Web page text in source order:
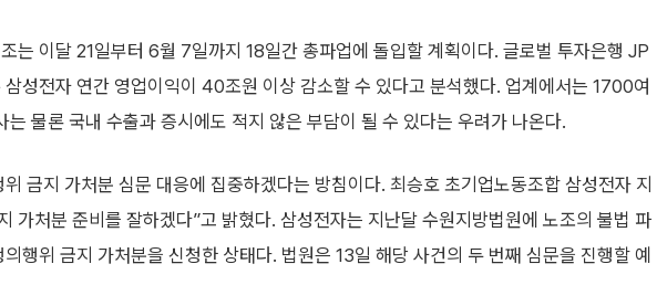
는 이달 21일부터 6월 7일까지 18일간 총파업에 돌입할 계획이다. 글로벌 투자은행 JP
성전자 연간 영업이익이 40조원 이상 감소할 수 있다고 분석했다. 업계에서는 1700여
는 물론 국내 수출과 증시에도 적지 않은 부담이 될 수 있다는 우려가 나온다.
금지 가처분 심문 대응에 집중하겠다는 방침이다. 최승호 초기업노동조합 삼성전자 지
가처분 준비를 잘하겠다”고 밝혔다. 삼성전자는 지난달 수원지방법원에 노조의 불법 파
행위 금지 가처분을 신청한 상태다. 법원은 13일 해당 사건의 두 번째 심문을 진행할 예